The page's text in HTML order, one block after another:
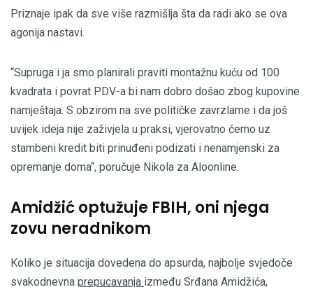
Priznaje ipak da sve više razmišlja šta da radi ako se ova
agonija nastavi.
“Supruga i ja smo planirali praviti montažnu kuću od 100
kvadrata i povrat PDV-a bi nam dobro došao zbog kupovine
namještaja. S obzirom na sve političke zavrzlame i da još
uvijek ideja nije zaživjela u praksi, vjerovatno ćemo uz
stambeni kredit biti prinuđeni podizati i nenamjenski za
opremanje doma“, poručuje Nikola za Aloonline.
Amidžić optužuje FBIH, oni njega
zovu neradnikom
Koliko je situacija dovedena do apsurda, najbolje svjedoče
svakodnevna prepucavanja između Srđana Amidžića,